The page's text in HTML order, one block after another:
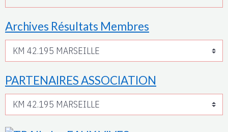
Archives Résultats Membres
PARTENAIRES ASSOCIATION